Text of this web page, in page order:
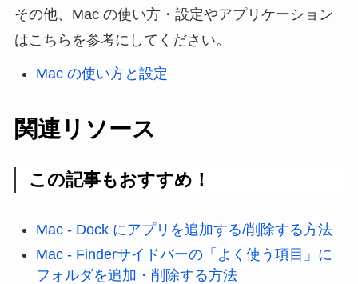
その他、Mac の使い方・設定やアプリケーション
はこちらを参考にしてください。
Mac の使い方と設定
関連リソース
この記事もおすすめ！
Mac - Dock にアプリを追加する/削除する方法
Mac - Finderサイドバーの「よく使う項目」に
フォルダを追加・削除する方法